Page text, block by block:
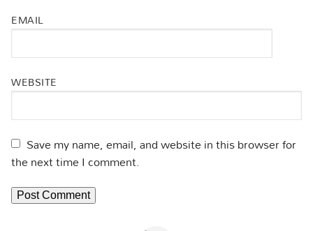
EMAIL
WEBSITE
Save my name, email, and website in this browser for
the next time I comment.